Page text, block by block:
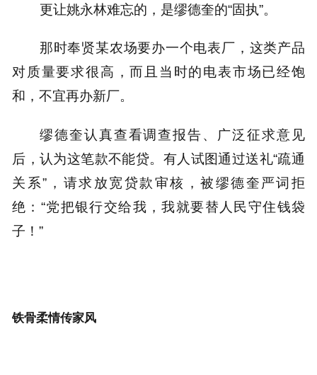
更让姚永林难忘的，是缪德奎的“固执”。
那时奉贤某农场要办一个电表厂，这类产品
对质量要求很高，而且当时的电表市场已经饱
和，不宜再办新厂。
缪德奎认真查看调查报告、广泛征求意见
后，认为这笔款不能贷。有人试图通过送礼“疏通
关系”，请求放宽贷款审核，被缪德奎严词拒
绝：“党把银行交给我，我就要替人民守住钱袋
子！”
铁骨柔情传家风